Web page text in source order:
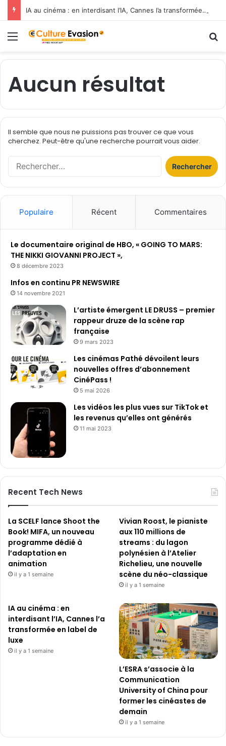
IA au cinéma : en interdisant l’IA, Cannes l’a transformée en label de luxe
Menu
Aucun résultat
Il semble que nous ne puissions pas trouver ce que vous
cherchez. Peut-être qu'une recherche pourrait vous aider.
r
e
Populaire Récent Commentaires
Le documentaire original de HBO, « GOING TO MARS:
THE NIKKI GIOVANNI PROJECT »,
8 décembre 2023
Infos en continu PR NEWSWIRE
14 novembre 2021
L’artiste émergent LE DRUSS – premier
rappeur druze de la scène rap
française
9 mars 2023
Les cinémas Pathé dévoilent leurs
nouvelles offres d’abonnement
CinéPass !
5 mai 2026
Les vidéos les plus vues sur TikTok et
les revenus qu’elles ont générés
11 mai 2023
Recent Tech News
La SCELF lance Shoot the
Book! MIFA, un nouveau
programme dédié à
l’adaptation en
animation
il y a 1 semaine
Vivian Roost, le pianiste
aux 110 millions de
streams : du lagon
polynésien à l’Atelier
Richelieu, une nouvelle
scène du néo-classique
il y a 1 semaine
IA au cinéma : en
interdisant l’IA, Cannes l’a
transformée en label de
luxe
il y a 1 semaine
L’ESRA s’associe à la
Communication
University of China pour
former les cinéastes de
demain
il y a 1 semaine